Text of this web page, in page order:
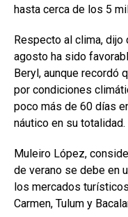
hasta cerca de los 5
Respecto al clima, dijo
agosto ha sido
Beryl, aunque recordó
por condiciones
poco más de 60 días
náutico en su totalidad.
Muleiro López,
de verano se debe en
los mercados
Carmen, Tulum y